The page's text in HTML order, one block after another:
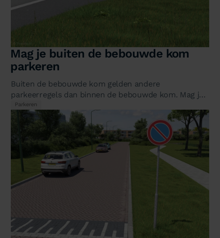
Mag je buiten de bebouwde kom
parkeren
Buiten de bebouwde kom gelden andere
parkeerregels dan binnen de bebouwde kom. Mag je
buiten de bebouwde kom parkeren en zo ja,…
Parkeren